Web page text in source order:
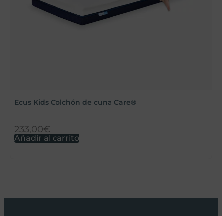
Ecus Kids Colchón de cuna Care®
233,00€
Añadir al carrito